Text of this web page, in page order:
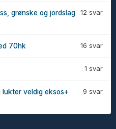
12 svar
grønske og jordslag
16 svar
70hk
1 svar
9 svar
lukter veldig eksos+